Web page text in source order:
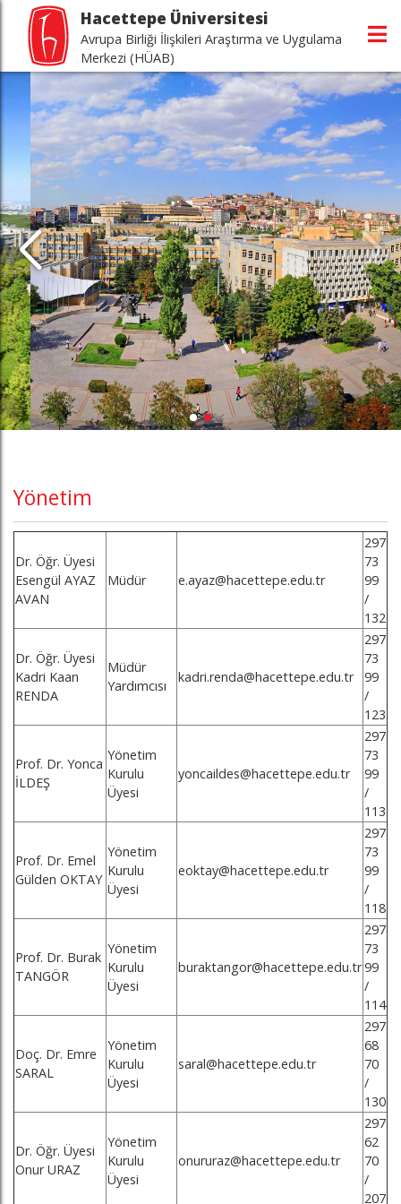
Hacettepe Üniversitesi
Avrupa Birliği İlişkileri Araştırma ve Uygulama
Merkezi (HÜAB)
Yönetim
Dr. Öğr. Üyesi
Esengül AYAZ
AVAN
Müdür e.ayaz@hacettepe.edu.tr
297
73
99
/
132
Dr. Öğr. Üyesi
Kadri Kaan
RENDA
Müdür
Yardımcısı
kadri.renda@hacettepe.edu.tr
297
73
99
/
123
Prof. Dr. Yonca
İLDEŞ
Yönetim
Kurulu
Üyesi
yoncaildes@hacettepe.edu.tr
297
73
99
/
113
Prof. Dr. Emel
Gülden OKTAY
Yönetim
Kurulu
Üyesi
eoktay@hacettepe.edu.tr
297
73
99
/
118
Prof. Dr. Burak
TANGÖR
Yönetim
Kurulu
Üyesi
buraktangor@hacettepe.edu.tr
297
73
99
/
114
Doç. Dr. Emre
SARAL
Yönetim
Kurulu
Üyesi
saral@hacettepe.edu.tr
297
68
70
/
130
Dr. Öğr. Üyesi
Onur URAZ
Yönetim
Kurulu
Üyesi
onururaz@hacettepe.edu.tr
297
62
70
/
207